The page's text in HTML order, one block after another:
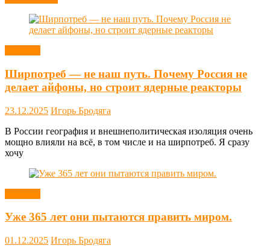
Ширпотреб — не наш путь. Почему Россия не
делает айфоны, но строит ядерные реакторы
23.12.2025 Игорь Бродяга
В России география и внешнеполитическая изоляция очень
мощно влияли на всё, в том числе и на ширпотреб. Я сразу
хочу
Уже 365 лет они пытаются править миром.
01.12.2025 Игорь Бродяга